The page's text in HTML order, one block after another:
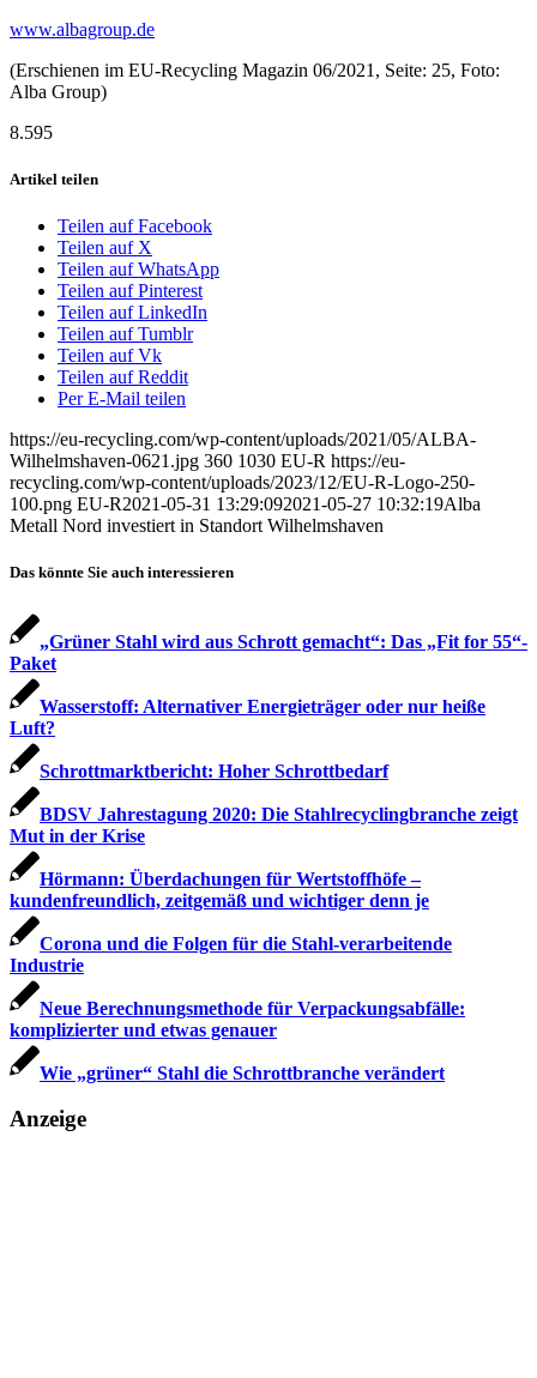
www.albagroup.de
(Erschienen im EU-Recycling Magazin 06/2021, Seite: 25, Foto:
Alba Group)
8.595
Artikel teilen
Teilen auf Facebook
Teilen auf X
Teilen auf WhatsApp
Teilen auf Pinterest
Teilen auf LinkedIn
Teilen auf Tumblr
Teilen auf Vk
Teilen auf Reddit
Per E-Mail teilen
https://eu-recycling.com/wp-content/uploads/2021/05/ALBA-
Wilhelmshaven-0621.jpg 360 1030 EU-R https://eu-
recycling.com/wp-content/uploads/2023/12/EU-R-Logo-250-
100.png EU-R2021-05-31 13:29:092021-05-27 10:32:19Alba
Metall Nord investiert in Standort Wilhelmshaven
Das könnte Sie auch interessieren
„Grüner Stahl wird aus Schrott gemacht“: Das „Fit for 55“-
Paket
Wasserstoff: Alternativer Energieträger oder nur heiße
Luft?
Schrottmarktbericht: Hoher Schrottbedarf
BDSV Jahrestagung 2020: Die Stahlrecyclingbranche zeigt
Mut in der Krise
Hörmann: Überdachungen für Wertstoffhöfe –
kundenfreundlich, zeitgemäß und wichtiger denn je
Corona und die Folgen für die Stahl-verarbeitende
Industrie
Neue Berechnungsmethode für Verpackungsabfälle:
komplizierter und etwas genauer
Wie „grüner“ Stahl die Schrottbranche verändert
Anzeige